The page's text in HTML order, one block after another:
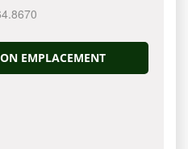
EMPLACEMENT